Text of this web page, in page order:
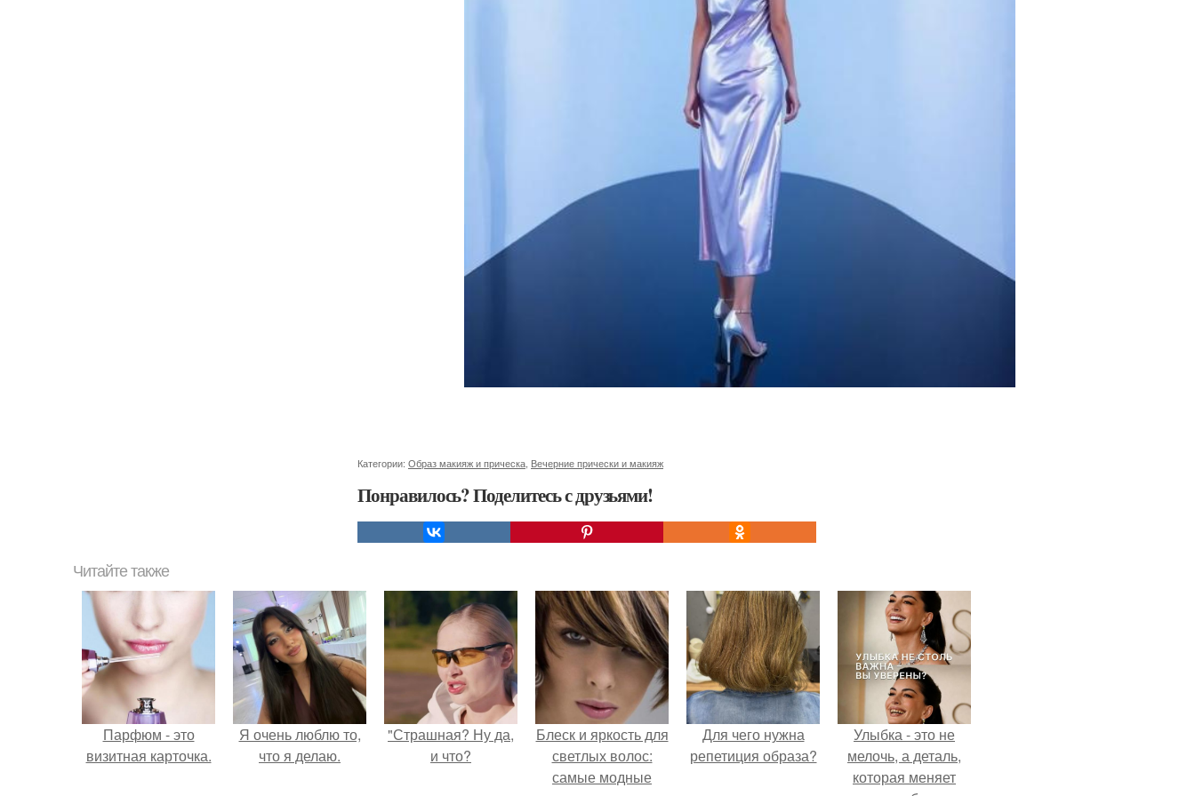
Категории: Образ макияж и прическа Вечерние прически и макияж
Понравилось? Поделитесь с друзьями!
Читайте также
Парфюм - это
визитная карточка.
Я очень люблю то,
что я делаю.
"Страшная? Ну да,
и что?
Блеск и яркость для
светлых волос:
самые модные
Для чего нужна
репетиция образа?
Улыбка - это не
мелочь, а деталь,
которая меняет